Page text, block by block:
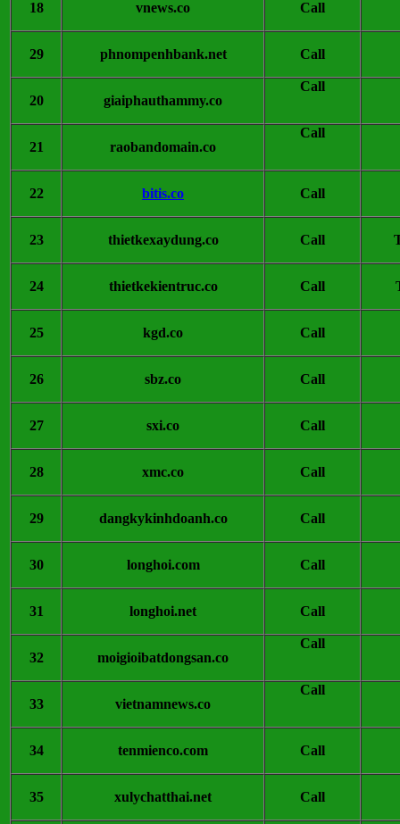
18 vnews.co Call
29 phnompenhbank.net Call
20 giaiphauthammy.co
Call
21 raobandomain.co
Call
22 bitis.co Call
23 thietkexaydung.co Call
24 thietkekientruc.co Call
25 kgd.co Call
26 sbz.co Call
27 sxi.co Call
28 xmc.co Call
29 dangkykinhdoanh.co Call
30 longhoi.com Call
31 longhoi.net Call
32 moigioibatdongsan.co
Call
33 vietnamnews.co
Call
34 tenmienco.com Call
35 xulychatthai.net Call